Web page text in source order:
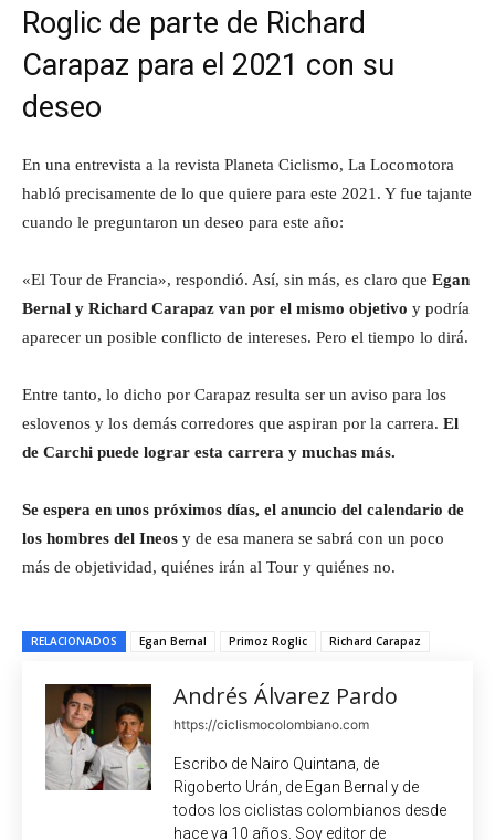
Roglic de parte de Richard
Carapaz para el 2021 con su
deseo
En una entrevista a la revista Planeta Ciclismo, La Locomotora
habló precisamente de lo que quiere para este 2021. Y fue tajante
cuando le preguntaron un deseo para este año:
«El Tour de Francia», respondió. Así, sin más, es claro que Egan
Bernal y Richard Carapaz van por el mismo objetivo y podría
aparecer un posible conflicto de intereses. Pero el tiempo lo dirá.
Entre tanto, lo dicho por Carapaz resulta ser un aviso para los
eslovenos y los demás corredores que aspiran por la carrera. El
de Carchi puede lograr esta carrera y muchas más.
Se espera en unos próximos días, el anuncio del calendario de
los hombres del Ineos y de esa manera se sabrá con un poco
más de objetividad, quiénes irán al Tour y quiénes no.
RELACIONADOS Egan Bernal Primoz Roglic Richard Carapaz
Andrés Álvarez Pardo
https://ciclismocolombiano.com
Escribo de Nairo Quintana, de
Rigoberto Urán, de Egan Bernal y de
todos los ciclistas colombianos desde
hace ya 10 años. Soy editor de